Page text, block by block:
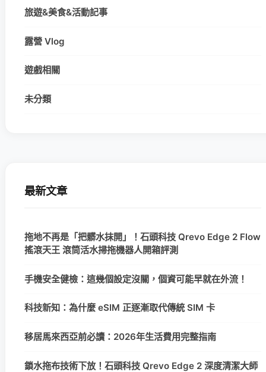
旅遊&美食&活動記事
露營 Vlog
遊戲相關
未分類
最新文章
拖地不再是「把髒水抹開」！石頭科技 Qrevo Edge 2 Flow
搖滾天王 滾筒活水掃拖機器人開箱評測
手機安全健檢：這幾個設定沒關，個資可能早就在外流！
科技新知：為什麼 eSIM 正逐漸取代傳統 SIM 卡
移居馬來西亞前必讀：2026年生活費用完整指南
鎖水拖布技術下放！石頭科技 Qrevo Edge 2 深度清潔大師